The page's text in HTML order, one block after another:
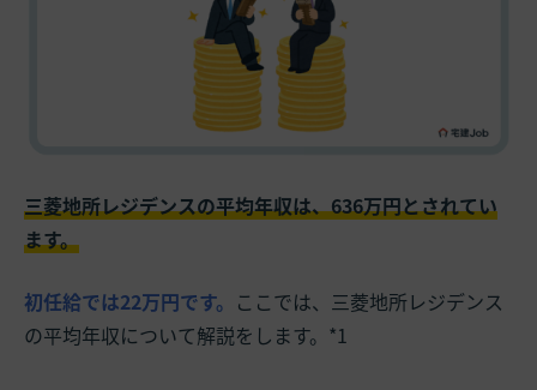
三菱地所レジデンスの平均年収は、636万円とされてい
ます。
初任給では22万円です。 ここでは、三菱地所レジデンス
の平均年収について解説をします。*1